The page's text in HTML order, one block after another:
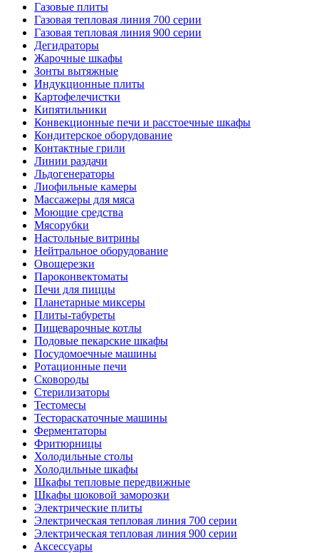
Газовые плиты
Газовая тепловая линия 700 серии
Газовая тепловая линия 900 серии
Дегидраторы
Жарочные шкафы
Зонты вытяжные
Индукционные плиты
Картофелечистки
Кипятильники
Конвекционные печи и расстоечные шкафы
Кондитерское оборудование
Контактные грили
Линии раздачи
Льдогенераторы
Лиофильные камеры
Массажеры для мяса
Моющие средства
Мясорубки
Настольные витрины
Нейтральное оборудование
Овощерезки
Пароконвектоматы
Печи для пиццы
Планетарные миксеры
Плиты-табуреты
Пищеварочные котлы
Подовые пекарские шкафы
Посудомоечные машины
Ротационные печи
Сковороды
Стерилизаторы
Тестомесы
Тестораскаточные машины
Ферментаторы
Фритюрницы
Холодильные столы
Холодильные шкафы
Шкафы тепловые передвижные
Шкафы шоковой заморозки
Электрические плиты
Электрическая тепловая линия 700 серии
Электрическая тепловая линия 900 серии
Аксессуары